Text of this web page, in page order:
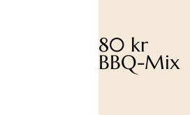
80 kr
BBQ-Mix